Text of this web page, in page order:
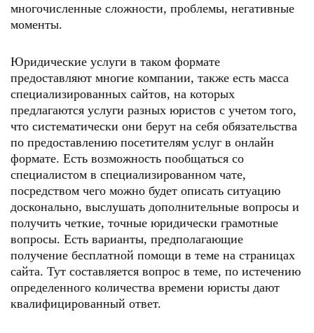
многочисленные сложности, проблемы, негативные
моменты.
Юридические услуги в таком формате
предоставляют многие компании, также есть масса
специализированных сайтов, на которых
предлагаются услуги разных юристов с учетом того,
что систематически они берут на себя обязательства
по предоставлению посетителям услуг в онлайн
формате. Есть возможность пообщаться со
специалистом в специализированном чате,
посредством чего можно будет описать ситуацию
досконально, выслушать дополнительные вопросы и
получить четкие, точные юридически грамотные
вопросы. Есть варианты, предполагающие
получение бесплатной помощи в теме на страницах
сайта. Тут составляется вопрос в теме, по истечению
определенного количества времени юристы дают
квалифицированный ответ.